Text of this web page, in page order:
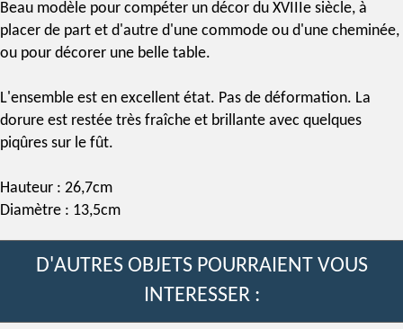
Beau modèle pour compéter un décor du XVIIIe siècle, à
placer de part et d'autre d'une commode ou d'une cheminée,
ou pour décorer une belle table.
L'ensemble est en excellent état. Pas de déformation. La
dorure est restée très fraîche et brillante avec quelques
piqûres sur le fût.
Hauteur : 26,7cm
Diamètre : 13,5cm
D'AUTRES OBJETS POURRAIENT VOUS
INTERESSER :